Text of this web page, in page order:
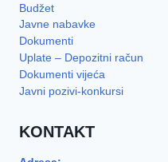
Budžet
Javne nabavke
Dokumenti
Uplate – Depozitni račun
Dokumenti vijeća
Javni pozivi-konkursi
KONTAKT